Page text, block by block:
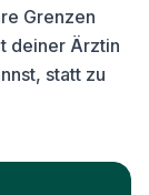
Grenzen
deiner Ärztin
statt zu